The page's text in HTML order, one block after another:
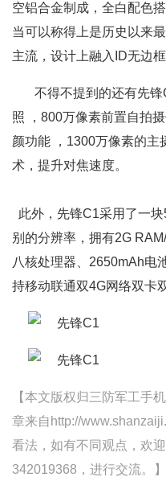
空铝合金制成，全白配色
当可以称得上是历史以来
主流，设计上融入ID无边框
不得不提到的还有先
照 ，800万像素前置自拍
颜功能 ，1300万像素的
术，提升对焦速度。
此外，先锋C1采用了一
别的分辨率，拥有2G
八核处理器、2650mAh电
持移动联通双4G网络双卡
【本文版权归三防军工手
章来自http://
看法，如有不同观点，欢
342019368，进行交流。】